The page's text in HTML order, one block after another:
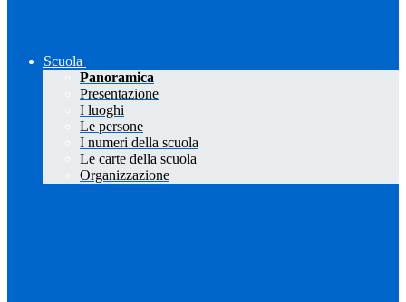
Scuola
Panoramica
Presentazione
I luoghi
Le persone
I numeri della scuola
Le carte della scuola
Organizzazione